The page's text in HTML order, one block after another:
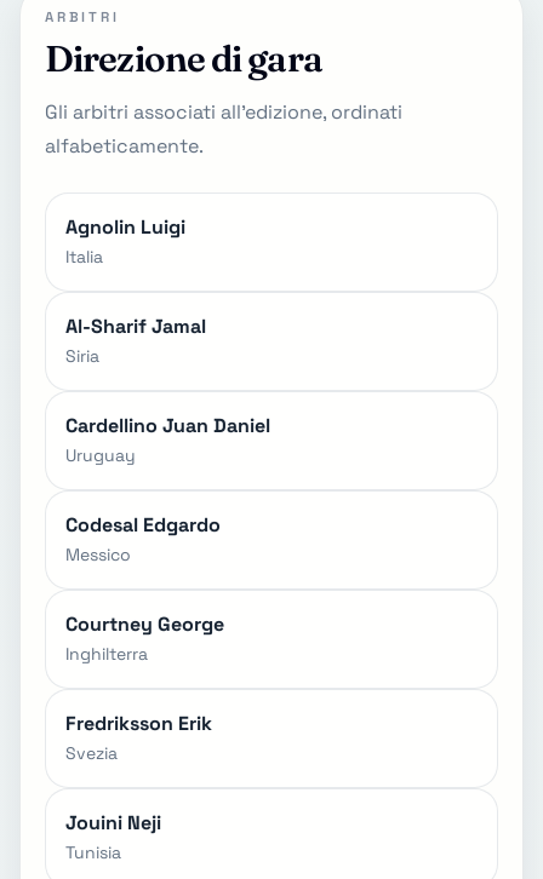
ARBITRI
Direzione di gara
Gli arbitri associati all'edizione, ordinati
alfabeticamente.
Agnolin Luigi
Italia
Al-Sharif Jamal
Siria
Cardellino Juan Daniel
Uruguay
Codesal Edgardo
Messico
Courtney George
Inghilterra
Fredriksson Erik
Svezia
Jouini Neji
Tunisia